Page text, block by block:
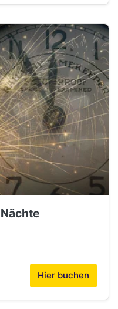
Hier buchen